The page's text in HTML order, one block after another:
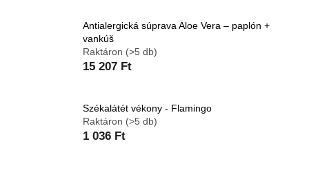
Antialergická súprava Aloe Vera – paplón +
vankúš
Raktáron (>5 db)
15 207 Ft
Székalátét vékony - Flamingo
Raktáron (>5 db)
1 036 Ft